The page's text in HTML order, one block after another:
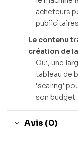
acheteurs
Le contenu
création de
Oui, une
tableau de
‘scaling’
son budget.
Avis (0)